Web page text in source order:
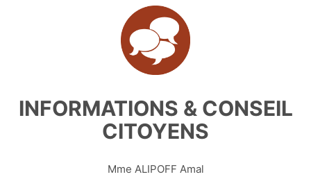
INFORMATIONS & CONSEIL
CITOYENS
Mme ALIPOFF Amal